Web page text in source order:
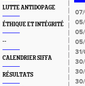
LUTTE ANTIDOPAGE
ÉTHIQUE ET INTÉGRITÉ
--
CALENDRIER SIFFA
RÉSULTATS